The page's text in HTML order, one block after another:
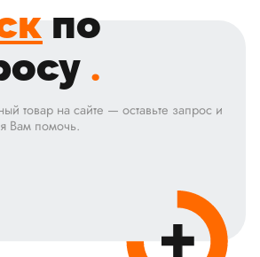
по
.
товар на сайте — оставьте запрос и
Вам помочь.